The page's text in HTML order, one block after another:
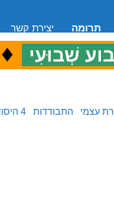
יצירת קשר תרומה
שְׁבוּעִי ♦
עצמי התבודדות 4 היסודות